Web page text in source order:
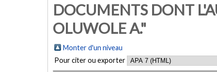
DOCUMENTS DONT
OLUWOLE A."
Monter d'un niveau
Pour citer ou exporter